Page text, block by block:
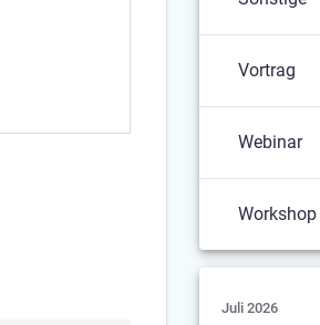
Vortrag
Webinar
Workshop
Juli 2026